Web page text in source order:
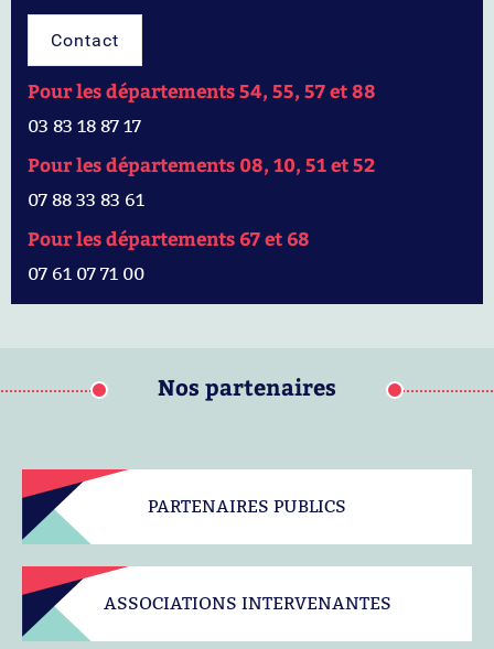
Contact
Pour les départements 54, 55, 57 et 88
03 83 18 87 17
Pour les départements 08, 10, 51 et 52
07 88 33 83 61
Pour les départements 67 et 68
07 61 07 71 00
Nos partenaires
PARTENAIRES PUBLICS
ASSOCIATIONS INTERVENANTES